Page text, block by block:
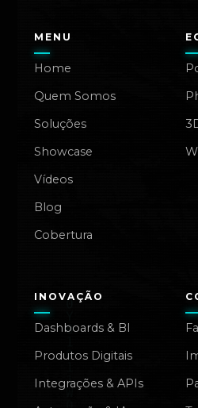
MENU
Home
Quem Somos
Soluções
Showcase
Vídeos
Blog
Cobertura
INOVAÇÃO
Dashboards & BI
Produtos Digitais
Integrações & APIs